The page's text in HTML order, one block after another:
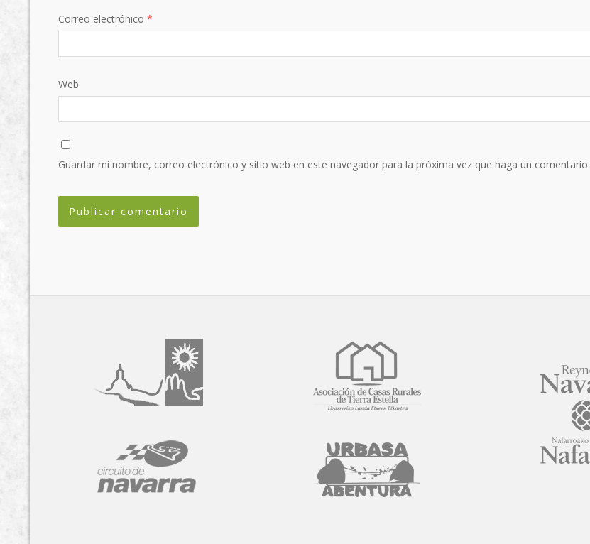
Correo electrónico *
Web
Guardar mi nombre, correo electrónico y sitio web en este navegador para la próxima vez que haga un comentario.